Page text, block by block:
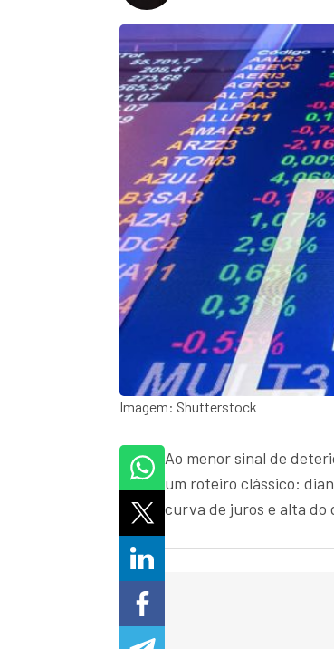
Imagem: Shutterstock
Ao menor sinal de
um roteiro clássico:
curva de juros e alta do